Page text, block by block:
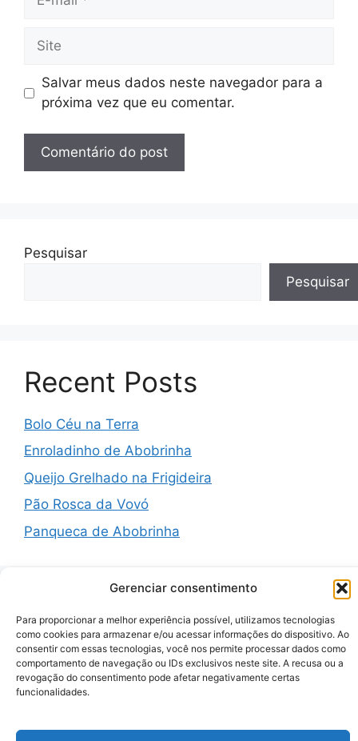
Gerenciar consentimento
Para proporcionar a melhor experiência possível, utilizamos tecnologias
como cookies para armazenar e/ou acessar informações do dispositivo. Ao
consentir com essas tecnologias, você nos permite processar dados como
comportamento de navegação ou IDs exclusivos neste site. A recusa ou a
revogação do consentimento pode afetar negativamente certas
funcionalidades.
Site
Salvar meus dados neste navegador para a
próxima vez que eu comentar.
Pesquisar
Pesquisar
Recent Posts
Bolo Céu na Terra
Enroladinho de Abobrinha
Queijo Grelhado na Frigideira
Pão Rosca da Vovó
Panqueca de Abobrinha
Recent Comments
A WordPress CommenteremHello world!